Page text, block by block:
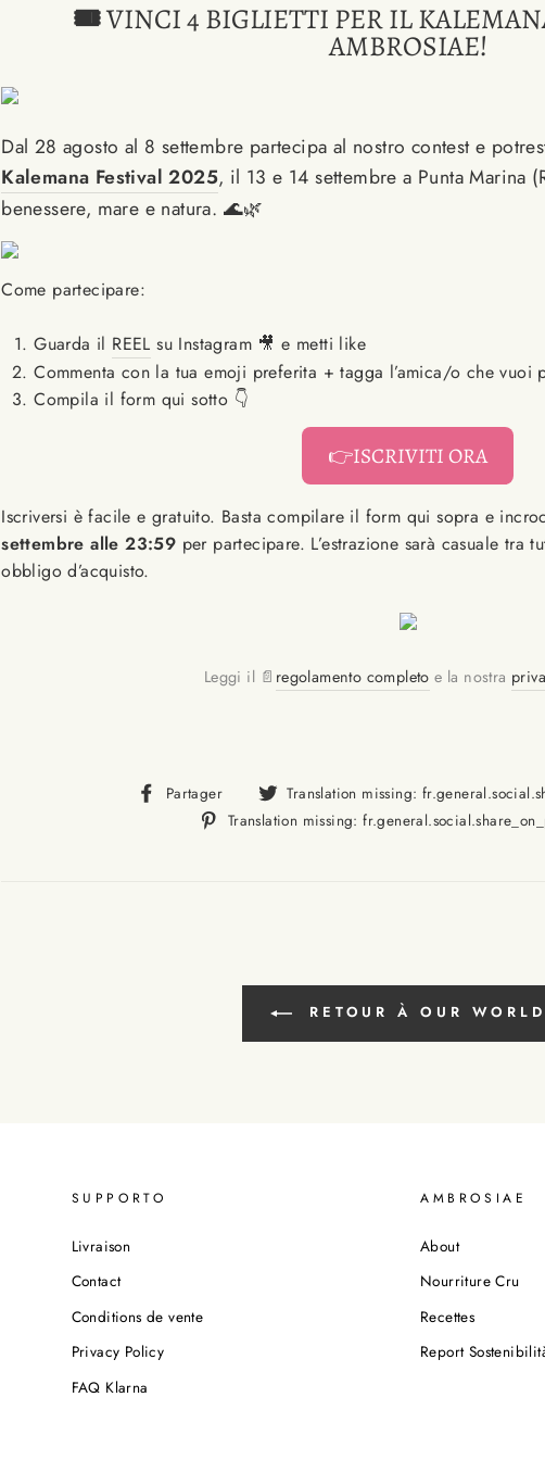
🎟️VINCI 4 BIGLIETTI PER IL
AMBROSIAE!
Dal 28 agosto al 8 settembre partecipa al nostro contest e
Kalemana Festival 2025, il 13 e 14 settembre a Punta Marina
benessere, mare e natura. 🌊🌿
Come partecipare:
Guarda il REEL su Instagram 🎥 e metti like
Commenta con la tua emoji preferita + tagga l’amica/o che vuoi
Compila il form qui sotto 👇
👉ISCRIVITI ORA
Iscriversi è facile e gratuito. Basta compilare il form qui sopra e
settembre alle 23:59 per partecipare. L’estrazione sarà casuale tra
obbligo d’acquisto.
Leggi il 📄 regolamento completo e la nostra
Partager
Translation
missing:
Translation missing:
Translation missing:
RETOUR À OUR WORLD
SUPPORTO
Livraison
Contact
Conditions de vente
Privacy Policy
FAQ Klarna
AMBROSIAE
About
Nourriture Cru
Recettes
Report